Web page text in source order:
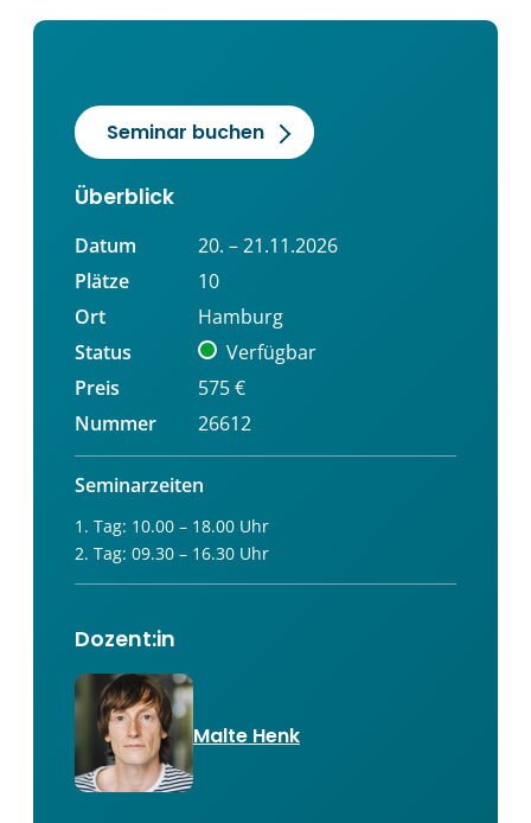
Seminar buchen
Überblick
Datum
20. – 21.11.2026
Plätze
10
Ort
Hamburg
Status
Verfügbar
Preis
575 €
Nummer
26612
Seminarzeiten
1. Tag: 10.00 – 18.00 Uhr
2. Tag: 09.30 – 16.30 Uhr
Dozent:in
Malte Henk